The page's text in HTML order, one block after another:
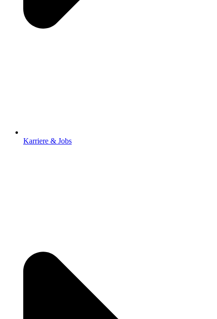
Karriere & Jobs